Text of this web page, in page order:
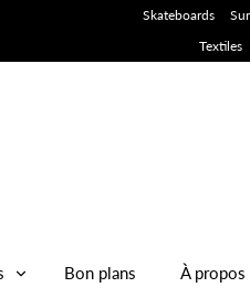
Skateboards
Textiles
Bon plans À propos